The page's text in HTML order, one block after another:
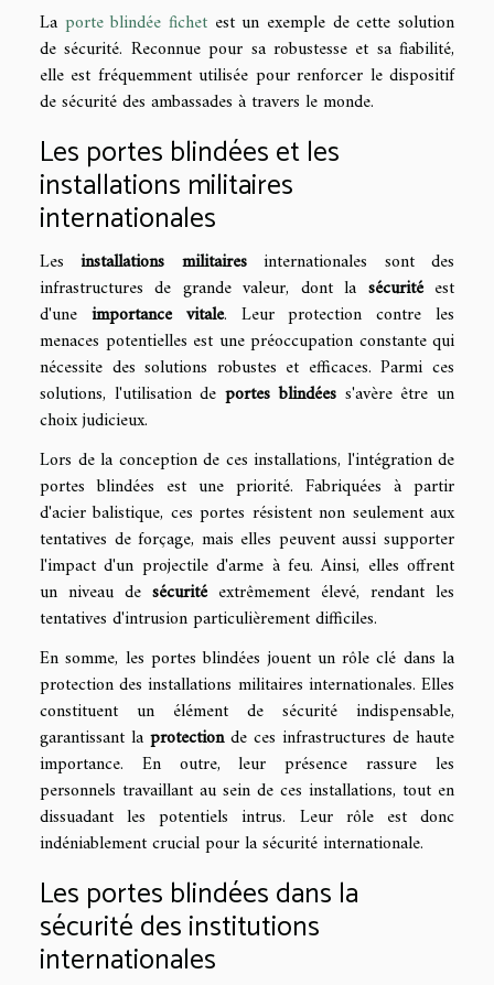
La porte blindée fichet est un exemple de cette solution
de sécurité. Reconnue pour sa robustesse et sa fiabilité,
elle est fréquemment utilisée pour renforcer le dispositif
de sécurité des ambassades à travers le monde.
Les portes blindées et les
installations militaires
internationales
Lesinstallations militairesinternationales sont des
infrastructures de grande valeur, dont la sécuritéest
d'une importance vitale. Leur protection contre les
menaces potentielles est une préoccupation constante qui
nécessite des solutions robustes et efficaces. Parmi ces
solutions, l'utilisation deportes blindéess'avère être un
choix judicieux.
Lors de la conception de ces installations, l'intégration de
portes blindées est une priorité. Fabriquées à partir
d'acier balistique, ces portes résistent non seulement aux
tentatives de forçage, mais elles peuvent aussi supporter
l'impact d'un projectile d'arme à feu. Ainsi, elles offrent
un niveau de sécuritéextrêmement élevé, rendant les
tentatives d'intrusion particulièrement difficiles.
En somme, les portes blindées jouent un rôle clé dans la
protection des installations militaires internationales. Elles
constituent un élément de sécurité indispensable,
garantissant la protectionde ces infrastructures de haute
importance. En outre, leur présence rassure les
personnels travaillant au sein de ces installations, tout en
dissuadant les potentiels intrus. Leur rôle est donc
indéniablement crucial pour la sécurité internationale.
Les portes blindées dans la
sécurité des institutions
internationales